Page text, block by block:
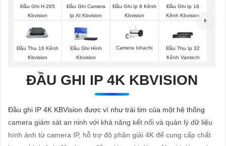
GÓI
SẢN
TƯ
VẤN
LẮP
Đầu Ghi H.265
Kbvision
Đầu Ghi Camera
Ip AI Kbvision
Đầu Ghi Ip 8 Kênh
Kbvision
Đầu Ghi Ip 16
Kênh Kbvision
Đầu Thu 16 Kênh
Kbvision
Đầu Ghi Hình
Kbvision
Camera Ishachi
Đầu Thu Ip 32
Kênh Vantech
ĐẦU GHI IP 4K KBVISION
Đầu ghi IP 4K KBVision được ví như trái tim của một hệ thống
camera giám sát an ninh với khả năng kết nối và quản lý dữ liệu
hình ảnh từ camera IP, hỗ trợ độ phân giải 4K để cung cấp chất